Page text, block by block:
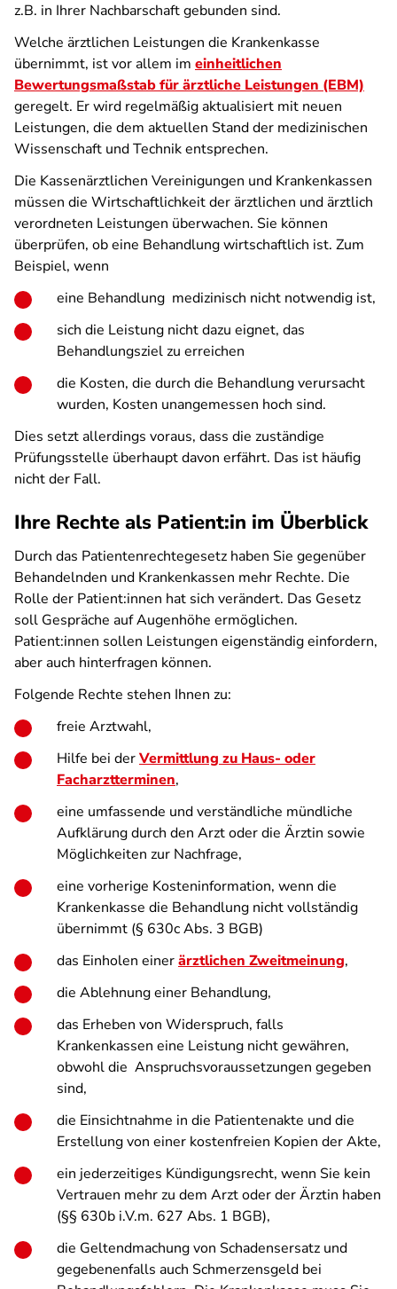
z.B. in Ihrer Nachbarschaft gebunden sind.
Welche ärztlichen Leistungen die Krankenkasse
übernimmt, ist vor allem im einheitlichen
Bewertungsmaßstab für ärztliche Leistungen (EBM)
geregelt. Er wird regelmäßig aktualisiert mit neuen
Leistungen, die dem aktuellen Stand der medizinischen
Wissenschaft und Technik entsprechen.
Die Kassenärztlichen Vereinigungen und Krankenkassen
müssen die Wirtschaftlichkeit der ärztlichen und ärztlich
verordneten Leistungen überwachen. Sie können
überprüfen, ob eine Behandlung wirtschaftlich ist. Zum
Beispiel, wenn
eine Behandlung medizinisch nicht notwendig ist,
sich die Leistung nicht dazu eignet, das
Behandlungsziel zu erreichen
die Kosten, die durch die Behandlung verursacht
wurden, Kosten unangemessen hoch sind.
Dies setzt allerdings voraus, dass die zuständige
Prüfungsstelle überhaupt davon erfährt. Das ist häufig
nicht der Fall.
Ihre Rechte als Patient:in im Überblick
Durch das Patientenrechtegesetz haben Sie gegenüber
Behandelnden und Krankenkassen mehr Rechte. Die
Rolle der Patient:innen hat sich verändert. Das Gesetz
soll Gespräche auf Augenhöhe ermöglichen.
Patient:innen sollen Leistungen eigenständig einfordern,
aber auch hinterfragen können.
Folgende Rechte stehen Ihnen zu:
freie Arztwahl,
Hilfe bei derVermittlung zu Haus- oder
Facharztterminen,
eine umfassende und verständliche mündliche
Aufklärung durch den Arzt oder die Ärztin sowie
Möglichkeiten zur Nachfrage,
eine vorherige Kosteninformation, wenn die
Krankenkasse die Behandlung nicht vollständig
übernimmt (§ 630c Abs. 3 BGB)
das Einholen einerärztlichen Zweitmeinung,
die Ablehnung einer Behandlung,
das Erheben von Widerspruch, falls
Krankenkassen eine Leistung nicht gewähren,
obwohl die Anspruchsvoraussetzungen gegeben
sind,
die Einsichtnahme in die Patientenakte und die
Erstellung von einer kostenfreien Kopien der Akte,
ein jederzeitiges Kündigungsrecht, wenn Sie kein
Vertrauen mehr zu dem Arzt oder der Ärztin haben
(§§ 630b i.V.m. 627 Abs. 1 BGB),
die Geltendmachung von Schadensersatz und
gegebenenfalls auch Schmerzensgeld bei